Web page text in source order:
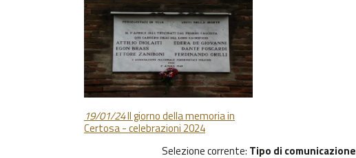
19/01/24Il giorno della memoria in
Certosa - celebrazioni 2024
Selezione corrente: Tipo di comunicazione